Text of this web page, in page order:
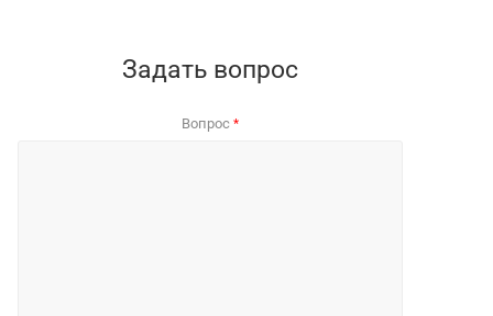
Задать вопрос
Вопрос *